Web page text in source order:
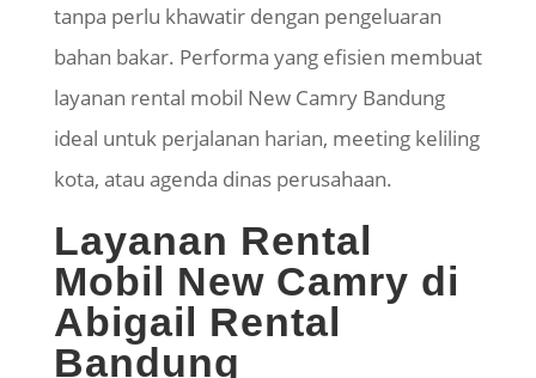
tanpa perlu khawatir dengan pengeluaran
bahan bakar. Performa yang efisien membuat
layanan rental mobil New Camry Bandung
ideal untuk perjalanan harian, meeting keliling
kota, atau agenda dinas perusahaan.
Layanan Rental
Mobil New Camry di
Abigail Rental
Bandung